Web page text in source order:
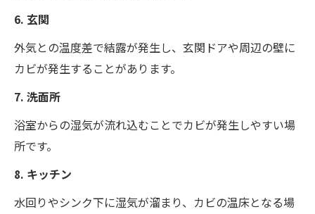
6. 玄関
外気との温度差で結露が発生し、玄関ドアや周辺の壁に
カビが発生することがあります。
7. 洗面所
浴室からの湿気が流れ込むことでカビが発生しやすい場
所です。
8. キッチン
水回りやシンク下に湿気が溜まり、カビの温床となる場